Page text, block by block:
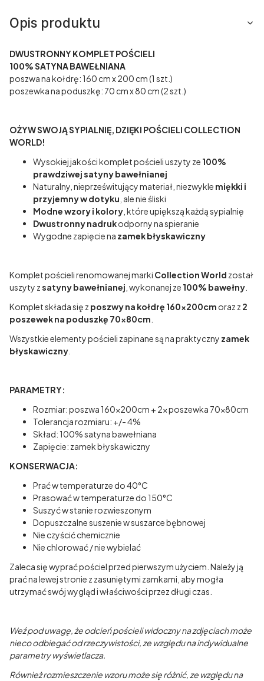
Opis produktu
DWUSTRONNY KOMPLET POŚCIELI
100% SATYNA BAWEŁNIANA
poszwa na kołdrę: 160 cm x 200 cm (1 szt.)
poszewka na poduszkę: 70 cm x 80 cm (2 szt.)
OŻYW SWOJĄ SYPIALNIĘ, DZIĘKI POŚCIELI COLLECTION
WORLD!
Wysokiej jakości komplet pościeli uszyty ze 100%
prawdziwej satyny bawełnianej
Naturalny, nieprześwitujący materiał, niezwykle miękki i
przyjemny w dotyku , ale nie śliski
Modne wzory i kolory , które upiększą każdą sypialnię
Dwustronny nadrukodporny na spieranie
Wygodne zapięcie na zamek błyskawiczny
Komplet pościeli renomowanej marki Collection World został
uszyty zsatyny bawełnianej , wykonanej ze 100% bawełny
Komplet składa się z poszwy na kołdrę 160x200cm oraz z 2
poszewek na poduszkę 70x80cm
Wszystkie elementy pościeli zapinane są na praktyczny zamek
błyskawiczny
PARAMETRY:
Rozmiar: poszwa 160x200cm + 2x poszewka 70x80cm
Tolerancja rozmiaru: +/- 4%
Skład: 100% satyna bawełniana
Zapięcie: zamek błyskawiczny
KONSERWACJA:
Prać w temperaturze do 40°C
Prasować w temperaturze do 150°C
Suszyć w stanie rozwieszonym
Dopuszczalne suszenie w suszarce bębnowej
Nie czyścić chemicznie
Nie chlorować / nie wybielać
Zaleca się wyprać pościel przed pierwszym użyciem. Należy ją
prać na lewej stronie z zasuniętymi zamkami, aby mogła
utrzymać swój wygląd i właściwości przez długi czas.
Weź pod uwagę, że odcień pościeli widoczny na zdjęciach może
nieco odbiegać od rzeczywistości, ze względu na indywidualne
parametry wyświetlacza.
Również rozmieszczenie wzoru może się różnić, ze względu na